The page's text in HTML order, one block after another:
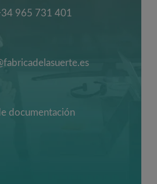
965 731 401
documentación